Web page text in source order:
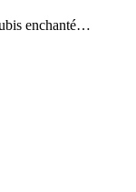
enchanté…